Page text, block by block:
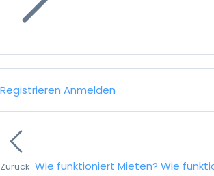
Registrieren Anmelden
Zurück Wie funktioniert Mieten? Wie